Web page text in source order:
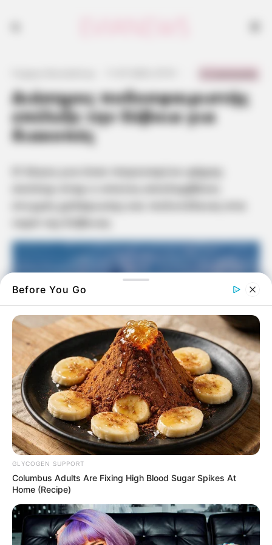
Διάσημος ποδοσφαιριστής
επέλεξε την Εύβοια για
διακοπές
Ο λόγος για έναν παγκοσμίου φήμης
σούπερ σταρ ο οποίος απολαμβάνει
Λίγο πριν επιστρέψει στη Σαουδική Αραβία
για την προετοιμασία της ομάδας του, Αλ
Νασρ, ο Πορτογάλος άσος έκανε
οικογενειακές διακοπές με το υπερπολυτελές
γιοτ του, επιλέγοντας τον νομό μς ως έναν
από τους σταθμούς του.
Το εντυπωσιακό σκάφος του εθεάθη το
απόγευμα της Πέμπτης 10 Ιουλίου 2025 να
διασχίζει τα ανοιχτά της Βόρειας Εύβοιας,
Before You Go
GLYCOGEN SUPPORT
Columbus Adults Are Fixing High Blood Sugar Spikes At
Home (Recipe)